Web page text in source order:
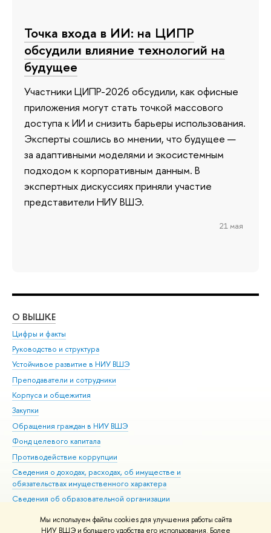
Мы используем файлы cookies для улучшения работы сайта
НИУ ВШЭ и большего удобства его использования. Более
Точка входа в ИИ: на ЦИПР
обсудили влияние технологий на
будущее
Участники ЦИПР-2026 обсудили, как офисные
приложения могут стать точкой массового
доступа к ИИ и снизить барьеры использования.
Эксперты сошлись во мнении, что будущее —
за адаптивными моделями и экосистемным
подходом к корпоративным данным. В
экспертных дискуссиях приняли участие
представители НИУ ВШЭ.
21 мая
О ВЫШКЕ
Цифры и факты
Руководство и структура
Устойчивое развитие в НИУ ВШЭ
Преподаватели и сотрудники
Корпуса и общежития
Закупки
Обращения граждан в НИУ ВШЭ
Фонд целевого капитала
Противодействие коррупции
Сведения о доходах, расходах, об имуществе и
обязательствах имущественного характера
Сведения об образовательной организации
Людям с ограниченными возможностями здоровья
Единая платежная страница